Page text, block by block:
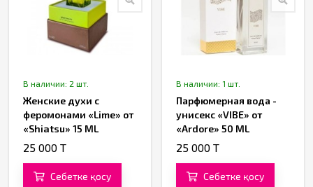
В наличии: 2 шт.
Женские духи с
феромонами «Lime» от
«Shiatsu» 15 ML
25 000 T
Себетке қосу
В наличии: 1 шт.
Парфюмерная вода -
унисекс «VIBE» от
«Ardore» 50 ML
25 000 T
Себетке қосу